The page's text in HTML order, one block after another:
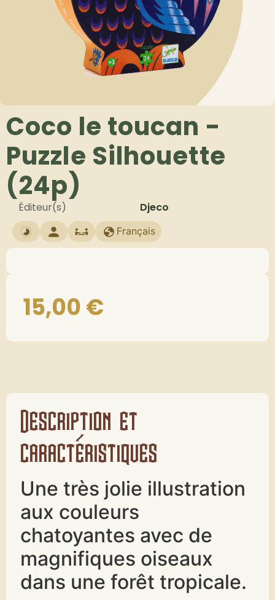
Coco le toucan -
Puzzle Silhouette
(24p)
Éditeur(s) Djeco
Français
15,00€
Description et
caractéristiques
Une très jolie illustration
aux couleurs
chatoyantes avec de
magnifiques oiseaux
dans une forêt tropicale.